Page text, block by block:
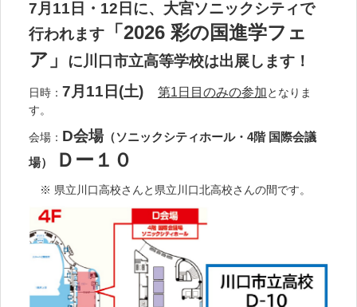
7月11日・12日に、大宮ソニックシティで
行われます
「2026 彩の国進学フェ
ア 」 に川口市立高等学校は出展します！
日時： 7月11日(土) 第1日目のみの参加となりま
す。
会場： D会場（ソニックシティホール・4階 国際会議
場）
Ｄー１０
※ 県立川口高校さんと県立川口北高校さんの間です。